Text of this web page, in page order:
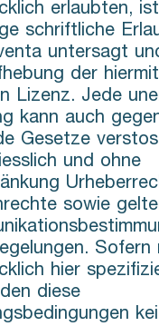
erlaubten,
schriftliche
untersagt
der hiermit
Lizenz. Jede
kann auch
Gesetze
und ohne
sowie
Sofern
hier
diese